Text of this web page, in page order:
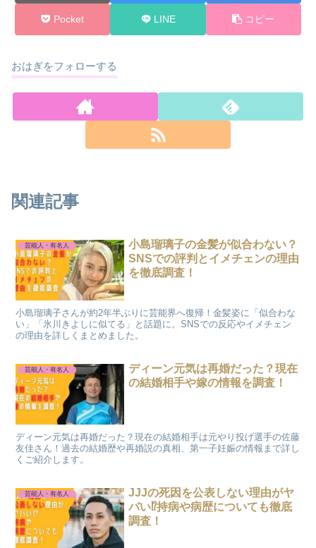
Pocket LINE コピー
おはぎをフォローする
関連記事
芸能人・有名人
小島瑠璃子の金髪が似合わない？
SNSでの評判とイメチェンの理由
を徹底調査！
小島瑠璃子さんが約2年半ぶりに芸能界へ復帰！金髪姿に「似合わな
い」「氷川きよしに似てる」と話題に。SNSでの反応やイメチェン
の理由を詳しくまとめました。
芸能人・有名人
ディーン元気は再婚だった？現在
の結婚相手や嫁の情報を調査！
ディーン元気は再婚だった？現在の結婚相手は元やり投げ選手の佐藤
友佳さん！過去の結婚歴や再婚説の真相、第一子妊娠の情報まで詳し
くご紹介します。
芸能人・有名人
JJJの死因を公表しない理由がヤ
バい⁉持病や病歴についても徹底
調査！